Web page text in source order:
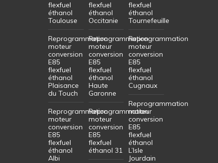
flexfuel
éthanol
Toulouse
Reprogrammation
moteur
conversion
E85
flexfuel
éthanol
Plaisance
du Touch
Reprogrammation
moteur
conversion
E85
flexfuel
éthanol
Albi
flexfuel
éthanol
Occitanie
Reprogrammation
moteur
conversion
E85
flexfuel
éthanol
Haute
Garonne
Reprogrammation
moteur
conversion
E85
flexfuel
éthanol 31
flexfuel
éthanol
Tournefeuille
Reprogrammation
moteur
conversion
E85
flexfuel
éthanol
Cugnaux
Reprogrammation
moteur
conversion
E85
flexfuel
éthanol
L’Isle
Jourdain